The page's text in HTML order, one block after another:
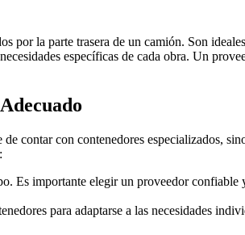
por la parte trasera de un camión. Son
específicas de cada obra. Un
contar con contenedores especializados,
Es importante elegir un proveedor
para adaptarse a las necesidades